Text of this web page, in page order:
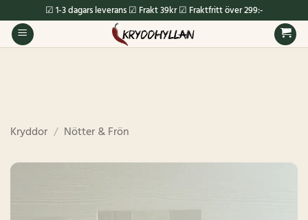
to
content
☑ 1-3 dagars leverans ☑ Frakt 39kr ☑ Fraktfritt över 299:-
Kryddor / Nötter & Frön